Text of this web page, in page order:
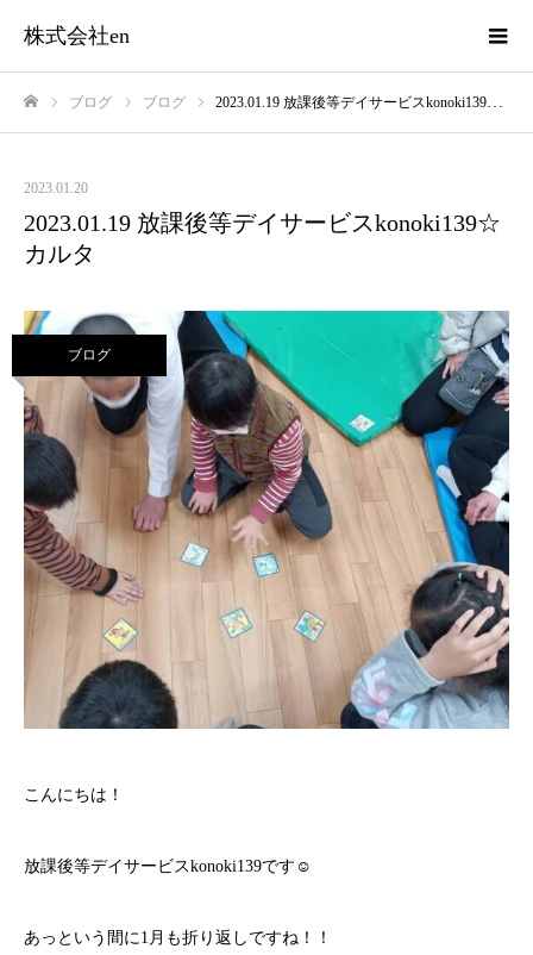
株式会社en
ブログ ブログ 2023.01.19 放課後等デイサービスkonoki139☆カルタ
2023.01.20
2023.01.19 放課後等デイサービスkonoki139☆
カルタ
ブログ
こんにちは！
放課後等デイサービスkonoki139です☺
あっという間に1月も折り返しですね！！